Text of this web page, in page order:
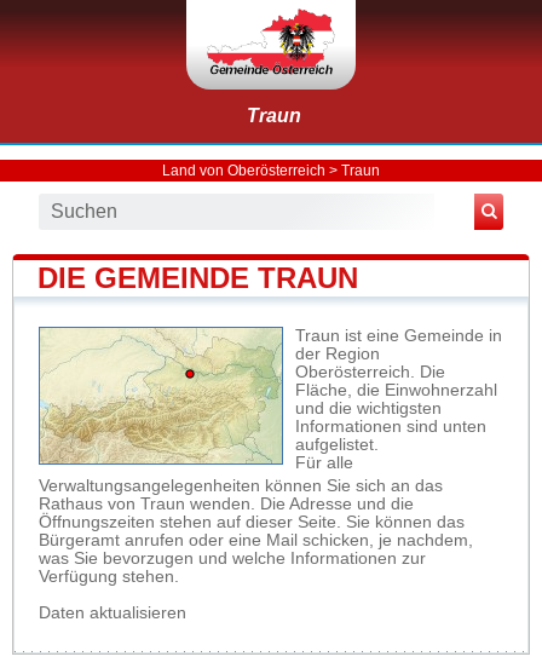
Traun
Land von Oberösterreich > Traun
DIE GEMEINDE TRAUN
Traun ist eine Gemeinde in
der Region
Oberösterreich. Die
Fläche, die Einwohnerzahl
und die wichtigsten
Informationen sind unten
aufgelistet.
Für alle
Verwaltungsangelegenheiten können Sie sich an das
Rathaus von Traun wenden. Die Adresse und die
Öffnungszeiten stehen auf dieser Seite. Sie können das
Bürgeramt anrufen oder eine Mail schicken, je nachdem,
was Sie bevorzugen und welche Informationen zur
Verfügung stehen.
Daten aktualisieren